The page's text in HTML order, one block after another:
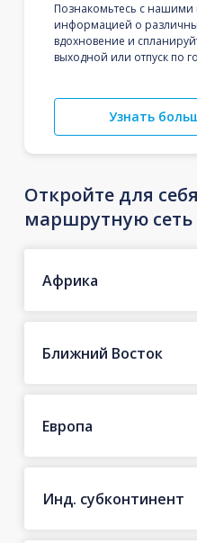
Познакомьтесь с нашими
информацией о
вдохновение и
выходной или отпуск по
Узнать
Откройте для
маршрутную сеть
Африка
Ближний Восток
Европа
Инд. субконтинент